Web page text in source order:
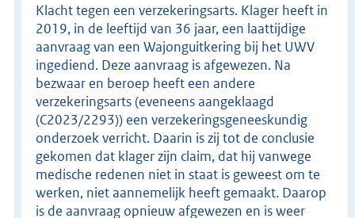
Klacht tegen een verzekeringsarts. Klager heeft in
2019, in de leeftijd van 36 jaar, een laattijdige
aanvraag van een Wajonguitkering bij het UWV
ingediend. Deze aanvraag is afgewezen. Na
bezwaar en beroep heeft een andere
verzekeringsarts (eveneens aangeklaagd
(C2023/2293)) een verzekeringsgeneeskundig
onderzoek verricht. Daarin is zij tot de conclusie
gekomen dat klager zijn claim, dat hij vanwege
medische redenen niet in staat is geweest om te
werken, niet aannemelijk heeft gemaakt. Daarop
is de aanvraag opnieuw afgewezen en is weer